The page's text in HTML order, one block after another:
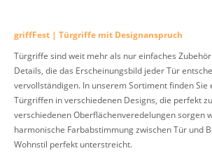
griffFest | Türgriffe mit Designanspruch
Türgriffe sind weit mehr als nur einfaches
Details, die das Erscheinungsbild jeder Tür
vervollständigen. In unserem Sortiment finden Sie
Türgriffen in verschiedenen Designs, die perfekt
verschiedenen Oberflächenveredelungen sorgen
harmonische Farbabstimmung zwischen Tür und
Wohnstil perfekt unterstreicht.